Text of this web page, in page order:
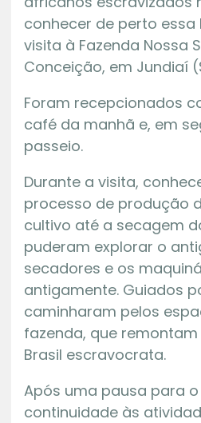
conhecer de perto essa
visita à Fazenda Nossa
Conceição, em Jundiaí
Foram recepcionados
café da manhã e, em
passeio.
Durante a visita,
processo de produção
cultivo até a secagem
puderam explorar o
secadores e os
antigamente. Guiados
caminharam pelos
fazenda, que
Brasil escravocrata.
Após uma pausa para
continuidade às